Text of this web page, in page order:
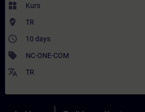
widgets Kurs
where_to_vote TR
access_time 10 days
sell NC-ONE-COM
translate TR